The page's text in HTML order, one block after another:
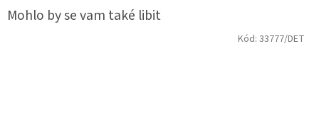
Kód: 33777/DET